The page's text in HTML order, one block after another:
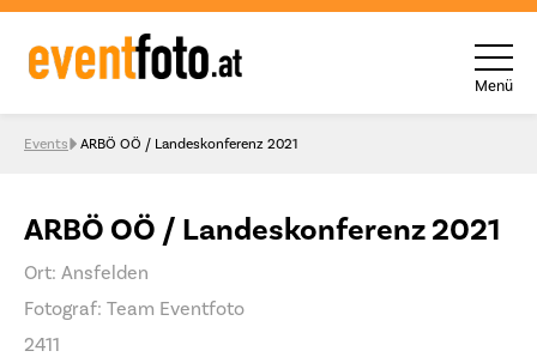
Skip to content
Menü
Events ARBÖ OÖ / Landeskonferenz 2021
ARBÖ OÖ / Landeskonferenz 2021
Ort: Ansfelden
Fotograf: Team Eventfoto
2411